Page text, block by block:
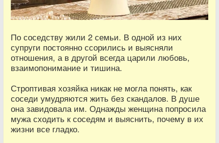
По соседству жили 2 семьи. В одной из них
супруги постоянно ссорились и выясняли
отношения, а в другой всегда царили любовь,
взаимопонимание и тишина.
Строптивая хозяйка никак не могла понять, как
соседи умудряются жить без скандалов. В душе
она завидовала им. Однажды женщина попросила
мужа сходить к соседям и выяснить, почему в их
жизни все гладко.